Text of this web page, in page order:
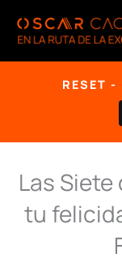
contenido
RESET -
Las
tu